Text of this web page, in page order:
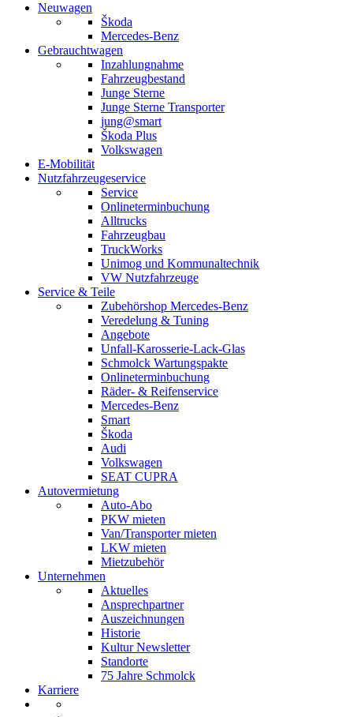
Neuwagen
Škoda
Mercedes-Benz
Gebrauchtwagen
Inzahlungnahme
Fahrzeugbestand
Junge Sterne
Junge Sterne Transporter
jung@smart
Škoda Plus
Volkswagen
E-Mobilität
Nutzfahrzeugeservice
Service
Onlineterminbuchung
Alltrucks
Fahrzeugbau
TruckWorks
Unimog und Kommunaltechnik
VW Nutzfahrzeuge
Service & Teile
Zubehörshop Mercedes-Benz
Veredelung & Tuning
Angebote
Unfall-Karosserie-Lack-Glas
Schmolck Wartungspakte
Onlineterminbuchung
Räder- & Reifenservice
Mercedes-Benz
Smart
Škoda
Audi
Volkswagen
SEAT CUPRA
Autovermietung
Auto-Abo
PKW mieten
Van/Transporter mieten
LKW mieten
Mietzubehör
Unternehmen
Aktuelles
Ansprechpartner
Auszeichnungen
Historie
Kultur Newsletter
Standorte
75 Jahre Schmolck
Karriere